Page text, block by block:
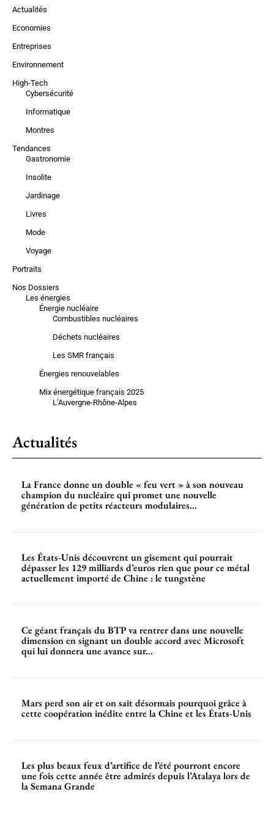
Actualités
Economies
Entreprises
Environnement
High-Tech
Cybersécurité
Informatique
Montres
Tendances
Gastronomie
Insolite
Jardinage
Livres
Mode
Voyage
Portraits
Nos Dossiers
Les énergies
Énergie nucléaire
Combustibles nucléaires
Déchets nucléaires
Les SMR français
Énergies renouvelables
Mix énergétique français 2025
L’Auvergne-Rhône-Alpes
Actualités
La France donne un double « feu vert » à son nouveau
champion du nucléaire qui promet une nouvelle
génération de petits réacteurs modulaires...
Les États-Unis découvrent un gisement qui pourrait
dépasser les 129 milliards d’euros rien que pour ce métal
actuellement importé de Chine : le tungstène
Ce géant français du BTP va rentrer dans une nouvelle
dimension en signant un double accord avec Microsoft
qui lui donnera une avance sur...
Mars perd son air et on sait désormais pourquoi grâce à
cette coopération inédite entre la Chine et les États-Unis
Les plus beaux feux d’artifice de l’été pourront encore
une fois cette année être admirés depuis l’Atalaya lors de
la Semana Grande